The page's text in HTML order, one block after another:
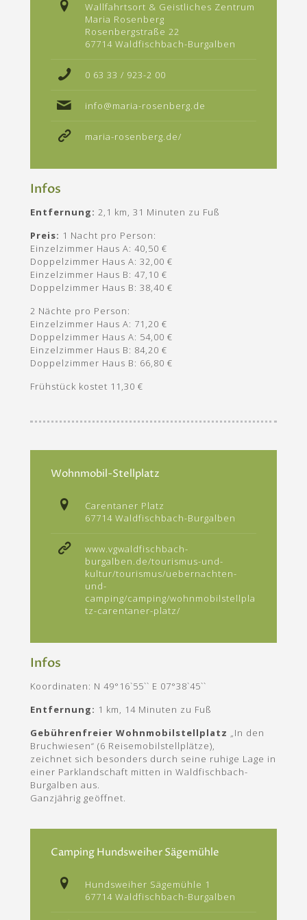
Wallfahrtsort & Geistliches Zentrum
Maria Rosenberg
Rosenbergstraße 22
67714 Waldfischbach-Burgalben
0 63 33 / 923-2 00
info@maria-rosenberg.de
maria-rosenberg.de/
Infos
Entfernung: 2,1 km, 31 Minuten zu Fuß
Preis: 1 Nacht pro Person:
Einzelzimmer Haus A: 40,50 €
Doppelzimmer Haus A: 32,00 €
Einzelzimmer Haus B: 47,10 €
Doppelzimmer Haus B: 38,40 €
2 Nächte pro Person:
Einzelzimmer Haus A: 71,20 €
Doppelzimmer Haus A: 54,00 €
Einzelzimmer Haus B: 84,20 €
Doppelzimmer Haus B: 66,80 €
Frühstück kostet 11,30 €
Wohnmobil-Stellplatz
Carentaner Platz
67714 Waldfischbach-Burgalben
www.vgwaldfischbach-
burgalben.de/tourismus-und-
kultur/tourismus/uebernachten-
und-
camping/camping/wohnmobilstellpla
tz-carentaner-platz/
Infos
Koordinaten: N 49°16`55`` E 07°38`45``
Entfernung: 1 km, 14 Minuten zu Fuß
Gebührenfreier Wohnmobilstellplatz „In den
Bruchwiesen“ (6 Reisemobilstellplätze),
zeichnet sich besonders durch seine ruhige Lage in
einer Parklandschaft mitten in Waldfischbach-
Burgalben aus.
Ganzjährig geöffnet.
Camping Hundsweiher Sägemühle
Hundsweiher Sägemühle 1
67714 Waldfischbach-Burgalben